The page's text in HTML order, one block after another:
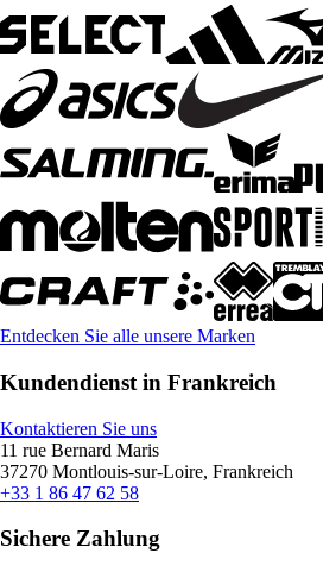
Entdecken Sie alle unsere Marken
Kundendienst in Frankreich
Kontaktieren Sie uns
11 rue Bernard Maris
37270 Montlouis-sur-Loire, Frankreich
+33 1 86 47 62 58
Sichere Zahlung